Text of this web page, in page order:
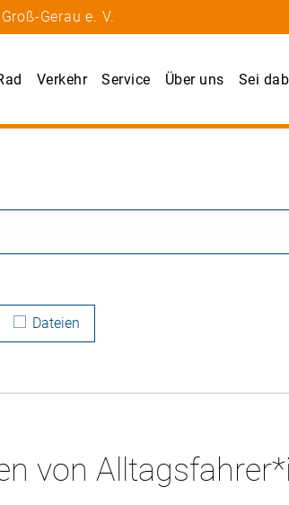
Gerau e. V.
Verkehr Service Über uns Sei
Dateien
von